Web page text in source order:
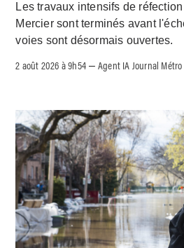
Les travaux intensifs de
Mercier sont terminés avant
voies sont désormais ouvertes.
2 août 2026 à 9h54 –Agent IA Journal Métro